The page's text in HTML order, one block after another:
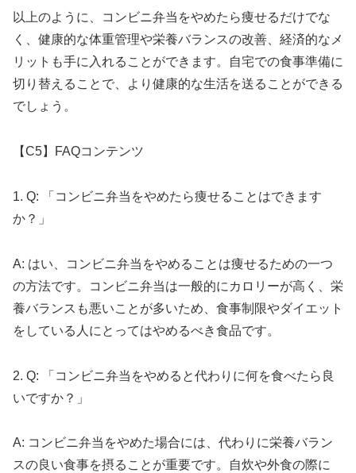
以上のように、コンビニ弁当をやめたら痩せるだけでな
く、健康的な体重管理や栄養バランスの改善、経済的なメ
リットも手に入れることができます。自宅での食事準備に
切り替えることで、より健康的な生活を送ることができる
でしょう。
【C5】FAQコンテンツ
1. Q: 「コンビニ弁当をやめたら痩せることはできます
か？」
A: はい、コンビニ弁当をやめることは痩せるための一つ
の方法です。コンビニ弁当は一般的にカロリーが高く、栄
養バランスも悪いことが多いため、食事制限やダイエット
をしている人にとってはやめるべき食品です。
2. Q: 「コンビニ弁当をやめると代わりに何を食べたら良
いですか？」
A: コンビニ弁当をやめた場合には、代わりに栄養バラン
スの良い食事を摂ることが重要です。自炊や外食の際に